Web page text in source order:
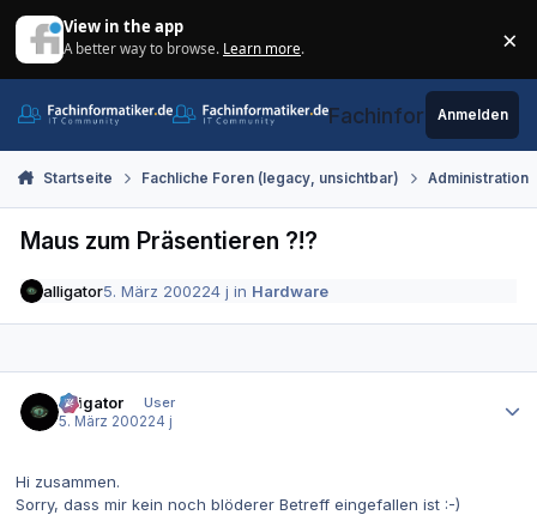
View in the app
A better way to browse. Learn more. ×
Fachinformatiker.de
Anmelden
Startseite Fachliche Foren (legacy, unsichtbar) Administration
Maus zum Präsentieren ?!?
alligator5. März 200224 j in Hardware
alligator
User
5. März 200224 j
Hi zusammen.
Sorry, dass mir kein noch blöderer Betreff eingefallen ist :-)